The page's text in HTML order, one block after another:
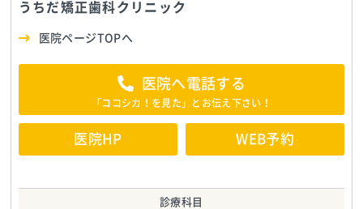
うちだ矯正歯科クリニック
医院ページTOPへ
医院へ電話する
「ココシカ！を見た」とお伝え下さい！
医院HP WEB予約
診療科目